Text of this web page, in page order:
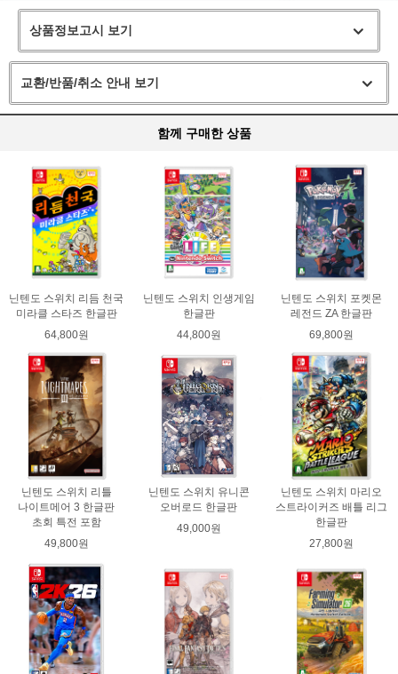
상품정보고시 보기
교환/반품/취소 안내 보기
함께 구매한 상품
닌텐도 스위치 리듬 천국
미라클 스타즈 한글판
64,800원
닌텐도 스위치 인생게임
한글판
44,800원
닌텐도 스위치 포켓몬
레전드 ZA 한글판
69,800원
닌텐도 스위치 리틀
나이트메어 3 한글판
초회 특전 포함
49,800원
닌텐도 스위치 유니콘
오버로드 한글판
49,000원
닌텐도 스위치 마리오
스트라이커즈 배틀 리그
한글판
27,800원